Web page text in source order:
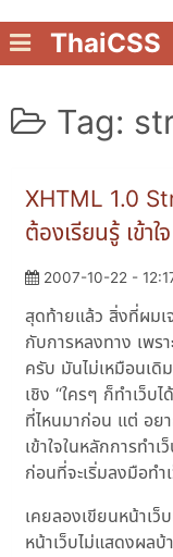
ThaiCSS
Tag:
XHTML 1.0
ต้องเรียนรู้ เข้า
2007-10-22 -
สุดท้ายแล้ว สิ่งที่ผม
กับการหลงทาง เพรา
ครับ มันไม่เหมือนเดิ
เชิง “ใครๆ ก็ทำเว็บ
ที่ไหนมาก่อน แต่ อยา
เข้าใจในหลักการทำ
ก่อนที่จะเริ่มลงมือทำ
เคยลองเขียนหน้าเ
หน้าเว็บไม่แสดงผล